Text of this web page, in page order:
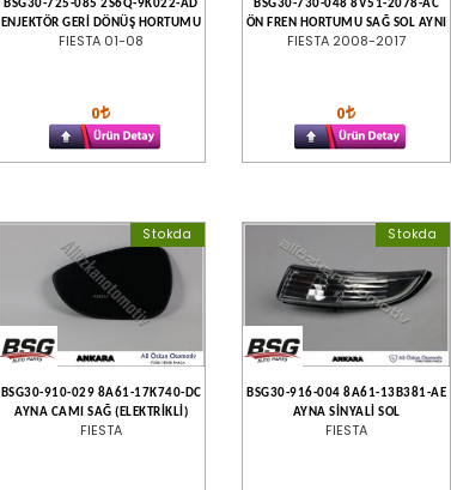
BSG30-725-085 2S6Q-9K022-AD
ENJEKTÖR GERİ DÖNÜŞ HORTUMU
FIESTA 01-08
0
BSG30-730-048 8V51-2078-AC
ÖN FREN HORTUMU SAĞ SOL AYNI
FIESTA 2008-2017
0
Stokda
BSG30-910-029 8A61-17K740-DC
AYNA CAMI SAĞ (ELEKTRİKLİ)
FIESTA
Stokda
BSG30-916-004 8A61-13B381-AE
AYNA SİNYALİ SOL
FIESTA